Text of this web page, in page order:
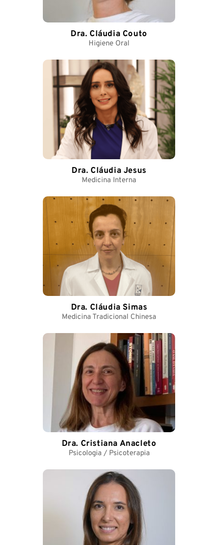
Dra. Cláudia Couto
Higiene Oral
Dra. Cláudia Jesus
Medicina Interna
Dra. Cláudia Simas
Medicina Tradicional Chinesa
Dra. Cristiana Anacleto
Psicologia / Psicoterapia